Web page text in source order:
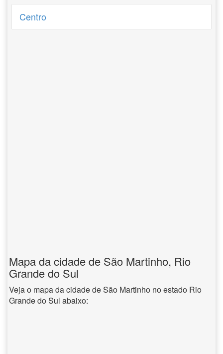
Centro
Mapa da cidade de São Martinho, Rio
Grande do Sul
Veja o mapa da cidade de São Martinho no estado Rio
Grande do Sul abaixo: